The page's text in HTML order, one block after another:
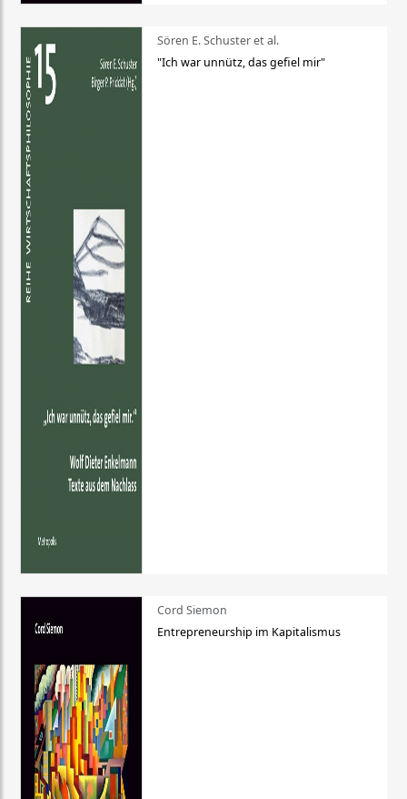
Sören E. Schuster et al.
"Ich war unnütz, das gefiel mir"
Cord Siemon
Entrepreneurship im Kapitalismus